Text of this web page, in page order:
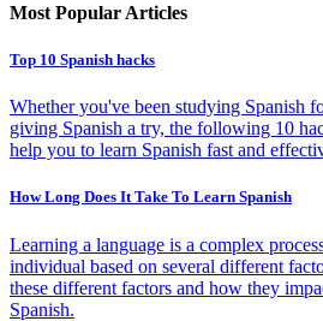
Most Popular Articles
Top 10 Spanish hacks
Whether you've been studying Spanish
giving Spanish a try, the following 10
help you to learn Spanish fast and
How Long Does It Take To Learn Spanish
Learning a language is a complex
individual based on several different
these different factors and how they
Spanish.